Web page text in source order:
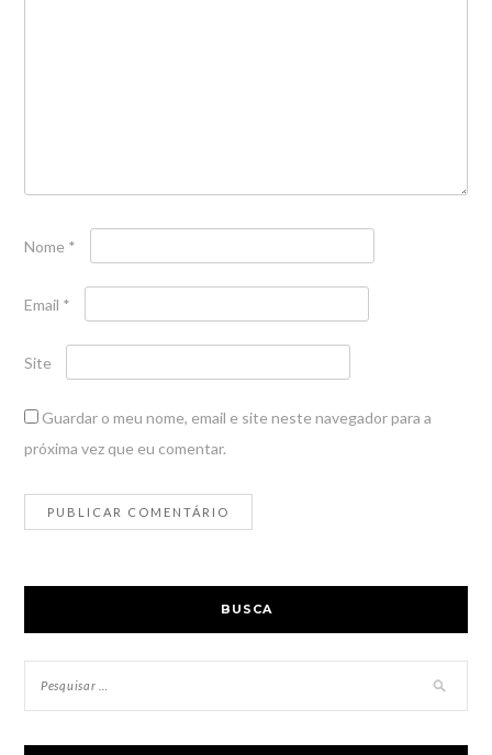
Nome *
Email *
Site
Guardar o meu nome, email e site neste navegador para a
próxima vez que eu comentar.
BUSCA